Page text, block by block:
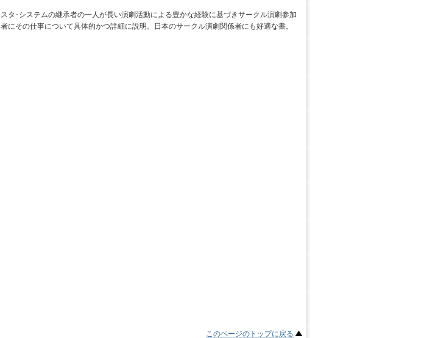
スタ･システムの継承者の一人が長い演劇活動による豊かな経験に基づきサークル演劇参加
者にその仕事について具体的かつ詳細に説明。日本のサークル演劇関係者にも好適な書。
このページのトップに戻る